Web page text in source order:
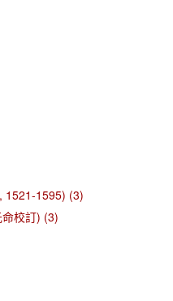
1521-1595) (3)
校訂) (3)